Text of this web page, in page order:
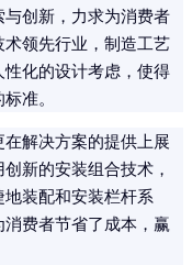
创新，力求为消费者
领先行业，制造工艺
化的设计考虑，使得
准。
解决方案的提供上展
新的安装组合技术，
装配和安装栏杆系
费者节省了成本，赢